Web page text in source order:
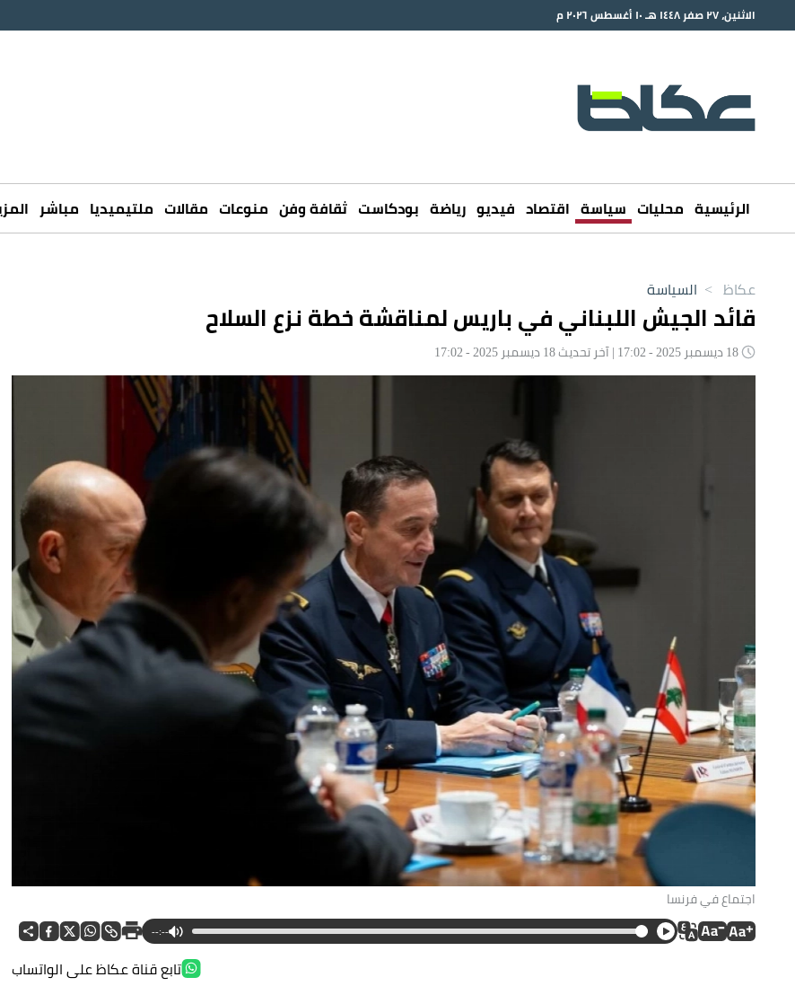
الاثنين، ٢٧ صفر ١٤٤٨ هـ ١٠ أغسطس ٢٠٢٦ م
الرئيسية محليات سياسة اقتصاد فيديو رياضة بودكاست ثقافة وفن منوعات مقالات ملتيميديا مباشر
عكاظ > السياسة
قائد الجيش اللبناني في باريس لمناقشة خطة نزع السلاح
اجتماع في فرنسا
--:--
تابع قناة عكاظ على الواتساب